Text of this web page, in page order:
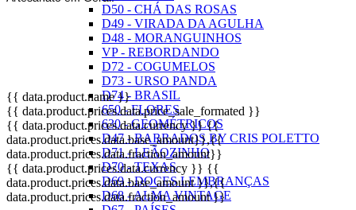
D50 - CHÁ DAS ROSAS
D49 - VIRADA DA AGULHA
D48 - MORANGUINHOS
VP - REBORDANDO
D72 - COGUMELOS
D73 - URSO PANDA
D74 - BRASIL
650 - FLORES
630 - GEOMÉTRICOS
D47 - BARRADOS BY CRIS POLETTO
D71 - LEÃOZINHO
D70 - TEXAS
D69 - DOCES LEMBRANÇAS
D68 - ALMA VINTAGE
{{ data.product.name }}
{{ data.product.prices.data.price_sale_formated }}
{{ data.product.prices.data.currency }} {{
data.product.prices.data.base_amount}},{{
data.product.prices.data.fraction_amount}}
{{ data.product.prices.data.currency }} {{
data.product.prices.data.base_amount }},{{
data.product.prices.data.fraction_amount }}